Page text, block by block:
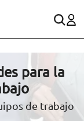
para la
de trabajo